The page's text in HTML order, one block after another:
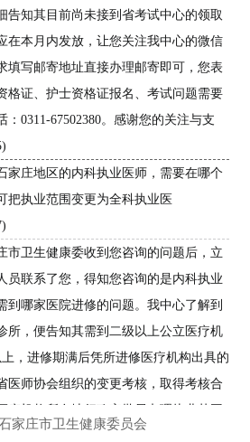
家庄市卫生健康委员会